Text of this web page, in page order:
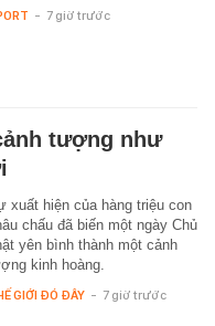
- 7 giờ trước
tượng như
xuất hiện của hàng triệu con
chấu đã biến một ngày Chủ
yên bình thành một cảnh
kinh hoàng.
GIỚI ĐÓ ĐÂY - 7 giờ trước